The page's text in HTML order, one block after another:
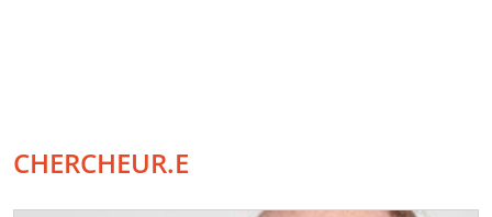
CHERCHEUR.E